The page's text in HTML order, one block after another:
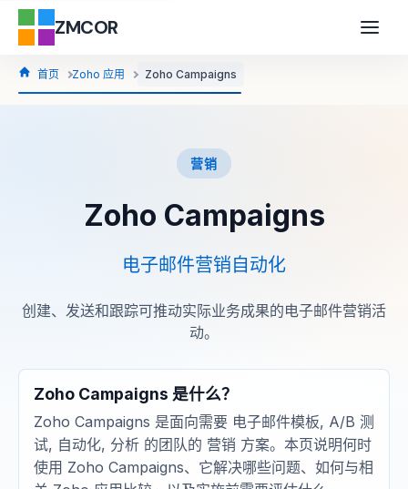
ZMCOR
首页 Zoho 应用 Zoho Campaigns
营销
Zoho Campaigns
电子邮件营销自动化
创建、发送和跟踪可推动实际业务成果的电子邮件营销活
动。
Zoho Campaigns 是什么？
Zoho Campaigns 是面向需要 电子邮件模板, A/B 测
试, 自动化, 分析 的团队的 营销 方案。本页说明何时
使用 Zoho Campaigns、它解决哪些问题、如何与相